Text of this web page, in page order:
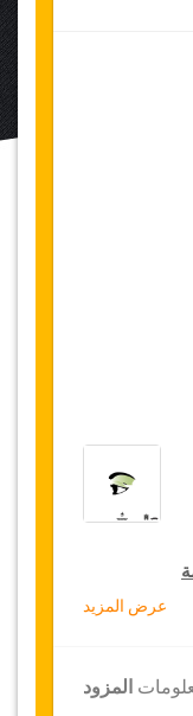
عرض المزيد
المزود